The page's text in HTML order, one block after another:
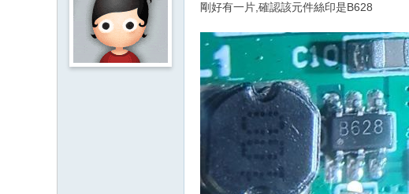
剛好有一片,確認該元件絲印是B628